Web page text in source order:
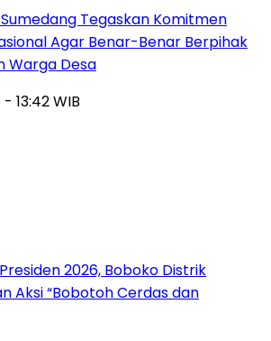
Tegaskan Komitmen
Agar Benar-Benar Berpihak
Warga Desa
13:42 WIB
2026, Boboko Distrik
Aksi “Bobotoh Cerdas dan